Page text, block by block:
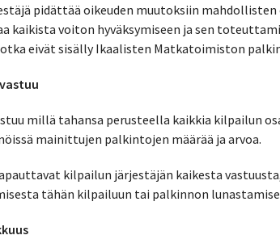
pidättää oikeuden muutoksiin mahdollisten
kaikista voiton hyväksymiseen ja sen
eivät sisälly Ikaalisten Matkatoimiston
millä tahansa perusteella kaikkia kilpailun
mainittujen palkintojen määrää ja arvoa.
kilpailun järjestäjän kaikesta
tähän kilpailuun tai palkinnon